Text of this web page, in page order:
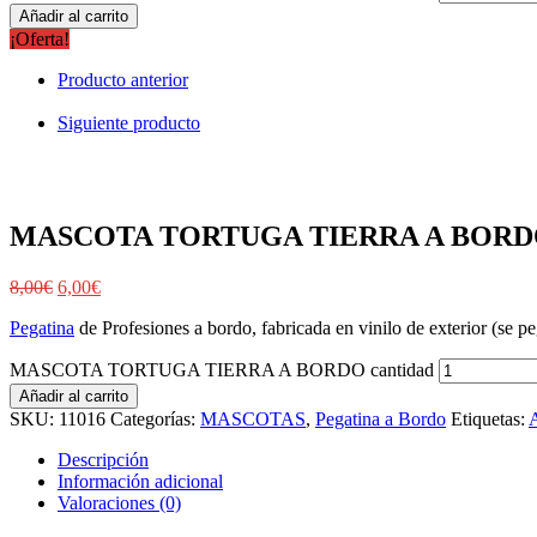
Añadir al carrito
¡Oferta!
Producto anterior
Siguiente producto
MASCOTA TORTUGA TIERRA A
8,00€ 6,00€
Pegatina de Profesiones a bordo, fabricada en vinilo de exterior (se
MASCOTA TORTUGA TIERRA A BORDO cantidad
Añadir al carrito
SKU: 11016 Categorías: MASCOTAS, Pegatina a Bordo Etiquetas:
Descripción
Información adicional
Valoraciones (0)